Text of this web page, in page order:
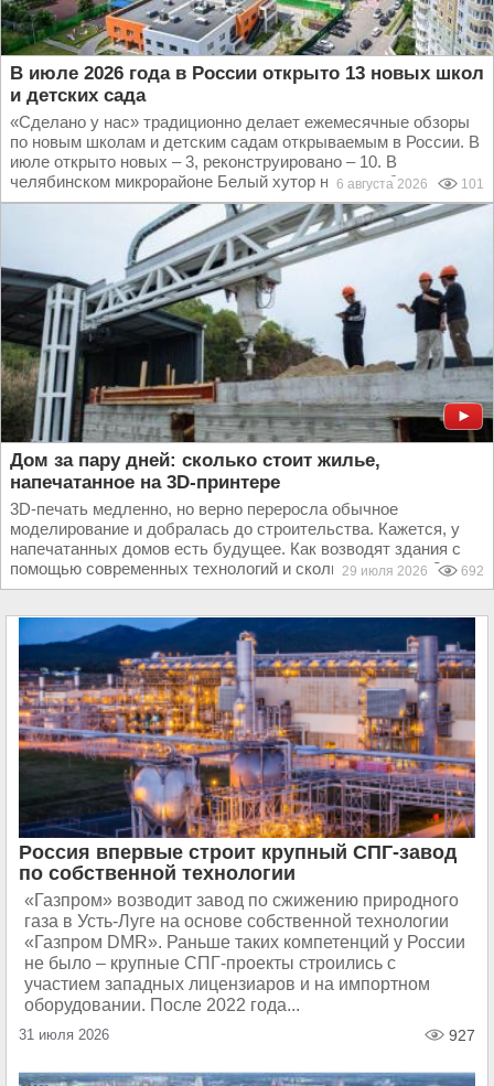
В июле 2026 года в России открыто 13 новых школ
и детских сада
«Сделано у нас» традиционно делает ежемесячные обзоры
по новым школам и детским садам открываемым в России. В
июле открыто новых – 3, реконструировано – 10. В
челябинском микрорайоне Белый хутор начал работать...
6 августа 2026 101
Дом за пару дней: сколько стоит жилье,
напечатанное на 3D-принтере
3D-печать медленно, но верно переросла обычное
моделирование и добралась до строительства. Кажется, у
напечатанных домов есть будущее. Как возводят здания с
помощью современных технологий и сколько это стоит?...
29 июля 2026 692
Россия впервые строит крупный СПГ-завод
по собственной технологии
«Газпром» возводит завод по сжижению природного
газа в Усть-Луге на основе собственной технологии
«Газпром DMR». Раньше таких компетенций у России
не было – крупные СПГ-проекты строились с
участием западных лицензиаров и на импортном
оборудовании. После 2022 года...
31 июля 2026 927